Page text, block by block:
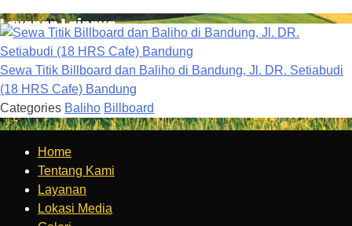
Layanan Lainnya
Sewa Titik Billboard dan Baliho di Bandung, Jl. DR. Setiabudi
(18 HRS Cafe) Bandung
Categories Baliho Billboard
Home
Tentang Kami
Layanan
Lokasi Media